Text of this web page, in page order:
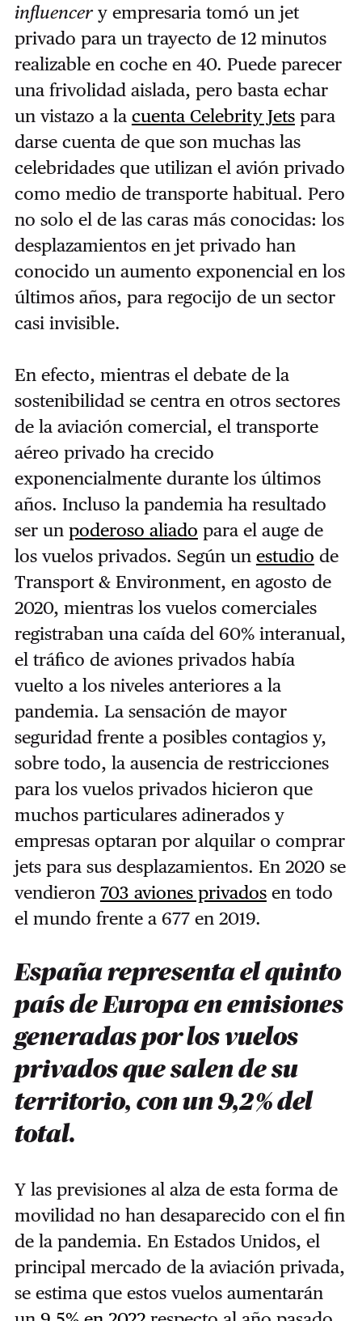
influencery empresaria tomó un jet
privado para un trayecto de 12 minutos
realizable en coche en 40. Puede parecer
una frivolidad aislada, pero basta echar
un vistazo a la cuenta Celebrity Jetspara
darse cuenta de que son muchas las
celebridades que utilizan el avión privado
como medio de transporte habitual. Pero
no solo el de las caras más conocidas: los
desplazamientos en jet privado han
conocido un aumento exponencial en los
últimos años, para regocijo de un sector
casi invisible.
En efecto, mientras el debate de la
sostenibilidad se centra en otros sectores
de la aviación comercial, el transporte
aéreo privado ha crecido
exponencialmente durante los últimos
años. Incluso la pandemia ha resultado
ser un poderoso aliado para el auge de
los vuelos privados. Según un estudio de
Transport & Environment, en agosto de
2020, mientras los vuelos comerciales
registraban una caída del 60% interanual,
el tráfico de aviones privados había
vuelto a los niveles anteriores a la
pandemia. La sensación de mayor
seguridad frente a posibles contagios y,
sobre todo, la ausencia de restricciones
para los vuelos privados hicieron que
muchos particulares adinerados y
empresas optaran por alquilar o comprar
jets para sus desplazamientos. En 2020 se
vendieron 703 aviones privadosen todo
el mundo frente a 677 en 2019.
España representa el quinto
país de Europa en emisiones
generadas por los vuelos
privados que salen de su
territorio, con un 9,2 % del
total.
Y las previsiones al alza de esta forma de
movilidad no han desaparecido con el fin
de la pandemia. En Estados Unidos, el
principal mercado de la aviación privada,
se estima que estos vuelos aumentarán